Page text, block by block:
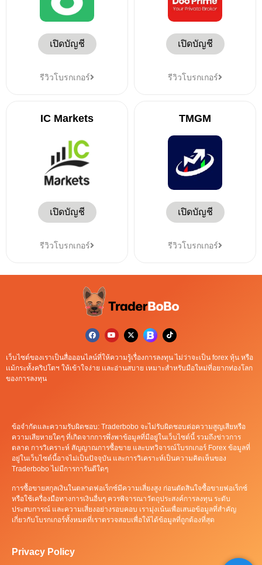
เปิดบัญชี
รีวิวโบรกเกอร์
เปิดบัญชี
รีวิวโบรกเกอร์
IC Markets
เปิดบัญชี
รีวิวโบรกเกอร์
TMGM
เปิดบัญชี
รีวิวโบรกเกอร์
เว็บไซต์ของเราเป็นสื่อออนไลน์ที่ให้ความรู้เรื่องการลงทุน ไม่ว่าจะเป็น forex หุ้น หรือ
เเม้กระทั้งคริปโตฯ ให้เข้าใจง่าย เเละอ่านสบาย เหมาะสำหรับมือใหม่ที่อยากท่องโลก
ของการลงทุน
ข้อจำกัดและความรับผิดชอบ: Traderbobo จะไม่รับผิดชอบต่อความสูญเสียหรือ
ความเสียหายใดๆ ที่เกิดจากการพึ่งพาข้อมูลที่มีอยู่ในเว็บไซต์นี้ รวมถึงข่าวการ
ตลาด การวิเคราะห์ สัญญาณการซื้อขาย และบทวิจารณ์โบรกเกอร์ Forex ข้อมูลที่
อยู่ในเว็บไซต์นี้อาจไม่เป็นปัจจุบัน และการวิเคราะห์เป็นความคิดเห็นของ
Traderbobo ไม่มีการการันตีใดๆ
การซื้อขายสกุลเงินในตลาดฟอเร็กซ์มีความเสี่ยงสูง ก่อนตัดสินใจซื้อขายฟอเร็กซ์
หรือใช้เครื่องมือทางการเงินอื่นๆ ควรพิจารณาวัตถุประสงค์การลงทุน ระดับ
ประสบการณ์ และความเสี่ยงอย่างรอบคอบ เรามุ่งเน้นเพื่อเสนอข้อมูลที่สำคัญ
เกี่ยวกับโบรกเกอร์ทั้งหมดที่เราตรวจสอบเพื่อให้ได้ข้อมูลที่ถูกต้องที่สุด
Privacy Policy